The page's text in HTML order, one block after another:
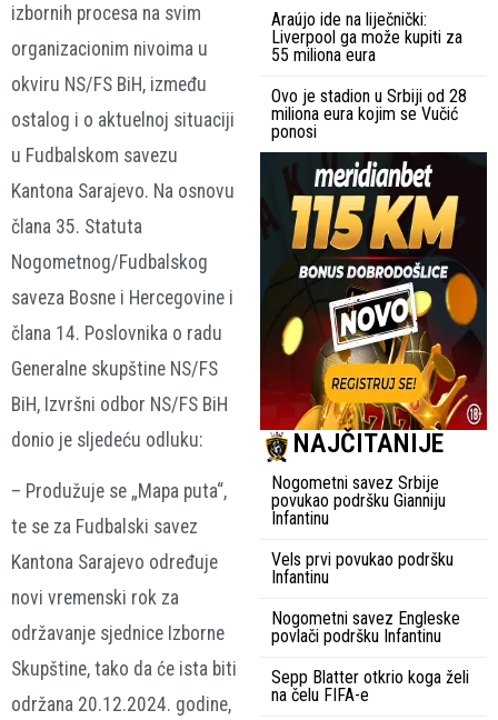
izbornih procesa na svim
organizacionim nivoima u
okviru NS/FS BiH, između
ostalog i o aktuelnoj situaciji
u Fudbalskom savezu
Kantona Sarajevo. Na osnovu
člana 35. Statuta
Nogometnog/Fudbalskog
saveza Bosne i Hercegovine i
člana 14. Poslovnika o radu
Generalne skupštine NS/FS
BiH, Izvršni odbor NS/FS BiH
donio je sljedeću odluku:
– Produžuje se „Mapa puta“,
te se za Fudbalski savez
Kantona Sarajevo određuje
novi vremenski rok za
održavanje sjednice Izborne
Skupštine, tako da će ista biti
održana 20.12.2024. godine,
Araújo ide na liječnički:
Liverpool ga može kupiti za
55 miliona eura
Ovo je stadion u Srbiji od 28
miliona eura kojim se Vučić
ponosi
NAJČITANIJE
Nogometni savez Srbije
povukao podršku Gianniju
Infantinu
Vels prvi povukao podršku
Infantinu
Nogometni savez Engleske
povlači podršku Infantinu
Sepp Blatter otkrio koga želi
na čelu FIFA-e